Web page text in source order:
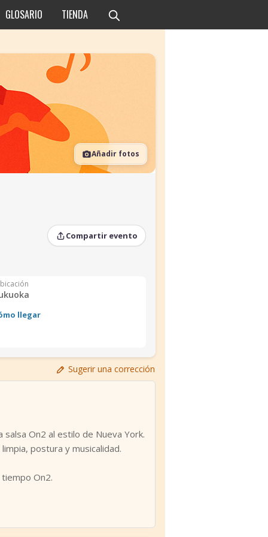
GLOSARIO TIENDA
Añadir fotos
Compartir evento
llegar
Sugerir una corrección
On2 al estilo de Nueva York.
postura y musicalidad.
On2.